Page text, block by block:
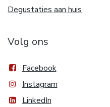
Degustaties aan huis
Volg ons
Facebook
Instagram
LinkedIn